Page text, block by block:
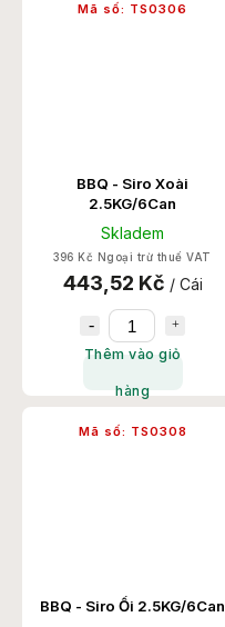
BBQ - Siro Xoài
2.5KG/6Can
Skladem
396 Kč Ngoại trừ thuế VAT
443,52 Kč / Cái
Thêm vào giỏ
hàng
Mã số: TS0306
BBQ - Siro Ổi 2.5KG/6Can
Mã số: TS0308